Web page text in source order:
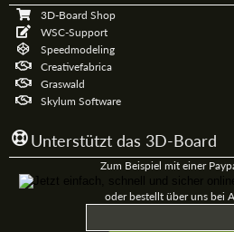
3D-Board Shop
WSC-Support
Speedmodeling
Creativefabrica
Graswald
Skylum Software
Unterstützt das 3D-Board
Zum Beispiel mit einer
oder bestellt über uns bei